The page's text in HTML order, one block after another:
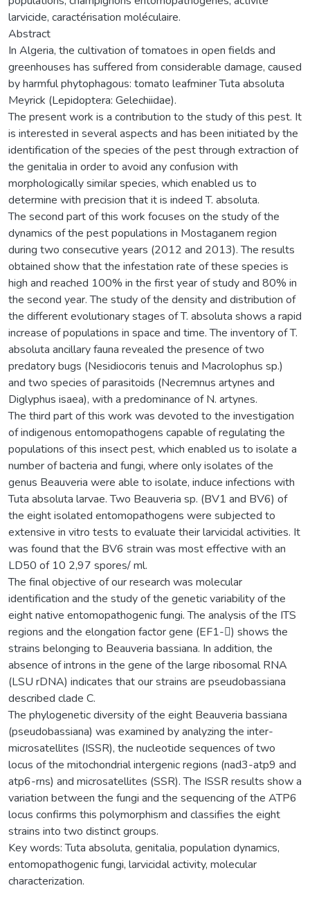
larvicide, caractérisation moléculaire.
Abstract
In Algeria, the cultivation of tomatoes in open fields and
greenhouses has suffered from considerable damage, caused
by harmful phytophagous: tomato leafminer Tuta absoluta
Meyrick (Lepidoptera: Gelechiidae).
The present work is a contribution to the study of this pest. It
is interested in several aspects and has been initiated by the
identification of the species of the pest through extraction of
the genitalia in order to avoid any confusion with
morphologically similar species, which enabled us to
determine with precision that it is indeed T. absoluta.
The second part of this work focuses on the study of the
dynamics of the pest populations in Mostaganem region
during two consecutive years (2012 and 2013). The results
obtained show that the infestation rate of these species is
high and reached 100% in the first year of study and 80% in
the second year. The study of the density and distribution of
the different evolutionary stages of T. absoluta shows a rapid
increase of populations in space and time. The inventory of T.
absoluta ancillary fauna revealed the presence of two
predatory bugs (Nesidiocoris tenuis and Macrolophus sp.)
and two species of parasitoids (Necremnus artynes and
Diglyphus isaea), with a predominance of N. artynes.
The third part of this work was devoted to the investigation
of indigenous entomopathogens capable of regulating the
populations of this insect pest, which enabled us to isolate a
number of bacteria and fungi, where only isolates of the
genus Beauveria were able to isolate, induce infections with
Tuta absoluta larvae. Two Beauveria sp. (BV1 and BV6) of
the eight isolated entomopathogens were subjected to
extensive in vitro tests to evaluate their larvicidal activities. It
was found that the BV6 strain was most effective with an
LD50 of 10 2,97 spores/ ml.
The final objective of our research was molecular
identification and the study of the genetic variability of the
eight native entomopathogenic fungi. The analysis of the ITS
regions and the elongation factor gene (EF1-) shows the
strains belonging to Beauveria bassiana. In addition, the
absence of introns in the gene of the large ribosomal RNA
(LSU rDNA) indicates that our strains are pseudobassiana
described clade C.
The phylogenetic diversity of the eight Beauveria bassiana
(pseudobassiana) was examined by analyzing the inter-
microsatellites (ISSR), the nucleotide sequences of two
locus of the mitochondrial intergenic regions (nad3-atp9 and
atp6-rns) and microsatellites (SSR). The ISSR results show a
variation between the fungi and the sequencing of the ATP6
locus confirms this polymorphism and classifies the eight
strains into two distinct groups.
Key words: Tuta absoluta, genitalia, population dynamics,
entomopathogenic fungi, larvicidal activity, molecular
characterization.